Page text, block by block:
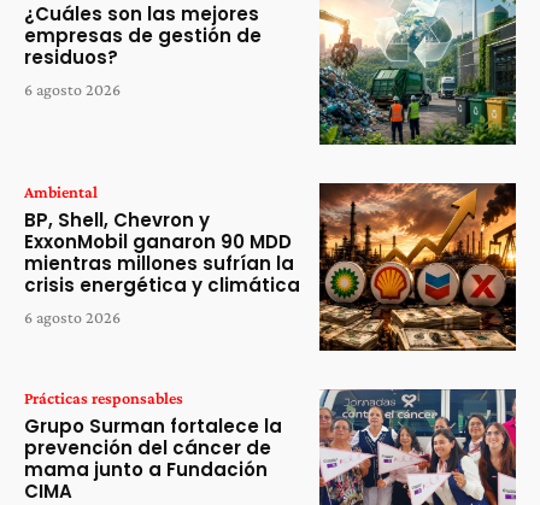
¿Cuáles son las mejores
empresas de gestión de
residuos?
6 agosto 2026
Ambiental
BP, Shell, Chevron y
ExxonMobil ganaron 90 MDD
mientras millones sufrían la
crisis energética y climática
6 agosto 2026
Prácticas responsables
Grupo Surman fortalece la
prevención del cáncer de
mama junto a Fundación
CIMA